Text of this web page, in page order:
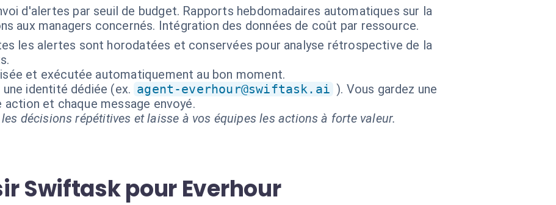
d'alertes par seuil de budget. Rapports hebdomadaires automatiques sur la
aux managers concernés. Intégration des données de coût par ressource.
les alertes sont horodatées et conservées pour analyse rétrospective de la
et exécutée automatiquement au bon moment.
identité dédiée (ex. agent-everhour@swiftask.ai ). Vous gardez une
et chaque message envoyé.
décisions répétitives et laisse à vos équipes les actions à forte valeur.
Swiftask pour Everhour